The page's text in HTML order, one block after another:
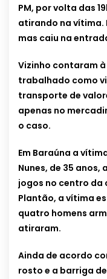
PM, por volta das
atirando na vítima.
mas caiu na
Vizinho contaram
trabalhado como
transporte de
apenas no
o caso.
Em Baraúna a
Nunes, de 35 anos,
jogos no centro da
Plantão, a vítima
quatro homens
atiraram.
Ainda de acordo
rosto e a barriga